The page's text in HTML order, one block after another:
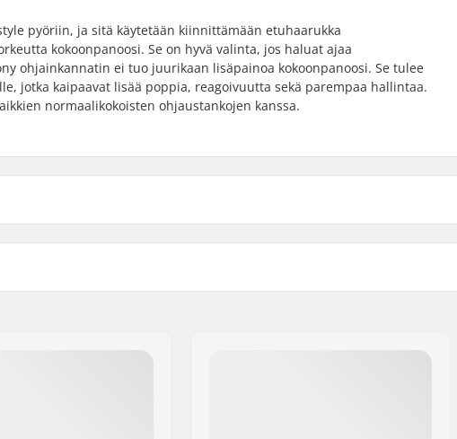
pyöriin, ja sitä käytetään kiinnittämään etuhaarukka
kokoonpanoosi. Se on hyvä valinta, jos haluat ajaa
ohjainkannatin ei tuo juurikaan lisäpainoa kokoonpanoosi. Se tulee
jotka kaipaavat lisää poppia, reagoivuutta sekä parempaa hallintaa.
normaalikokoisten ohjaustankojen kanssa.
Paino: